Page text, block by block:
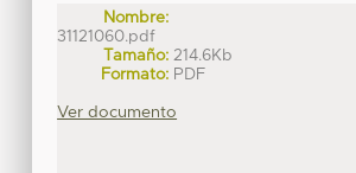
Nombre:
31121060.pdf
Tamaño: 214.6Kb
Formato: PDF
Ver documento